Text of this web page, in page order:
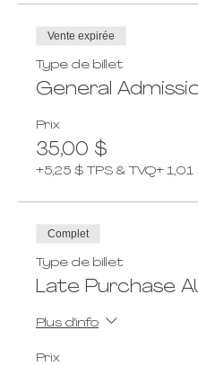
Vente expirée
Type de billet
General
Prix
35,00 $
+5,25 $ TPS & TVQ+
Complet
Type de billet
Late Purchase
Plus d'info
Prix